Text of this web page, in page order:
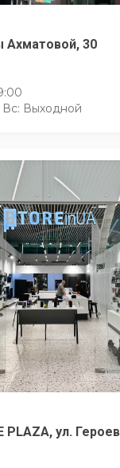
Ахматовой, 30
Вс: Выходной
PLAZA, ул.